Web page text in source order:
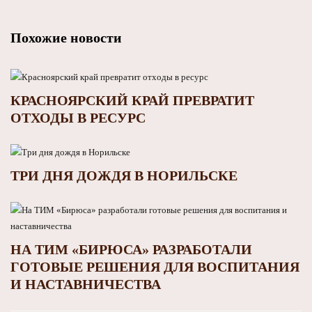
Похожие новости
КРАСНОЯРСКИЙ КРАЙ ПРЕВРАТИТ
ОТХОДЫ В РЕСУРС
ТРИ ДНЯ ДОЖДЯ В НОРИЛЬСКЕ
НА ТИМ «БИРЮСА» РАЗРАБОТАЛИ
ГОТОВЫЕ РЕШЕНИЯ ДЛЯ ВОСПИТАНИЯ
И НАСТАВНИЧЕСТВА